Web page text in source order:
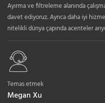
Ayırma ve filtreleme alanında
davet ediyoruz. Ayrıca daha iyi
nitelikli dünya çapında acenteler
Temas etmek
Megan Xu